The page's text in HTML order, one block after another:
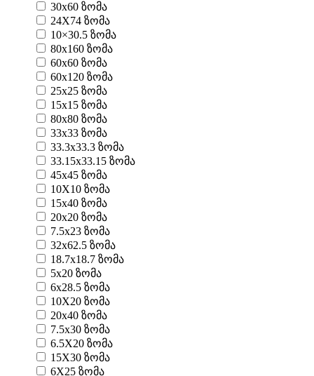
30x60 ზომა
24X74 ზომა
10×30.5 ზომა
80x160 ზომა
60x60 ზომა
60x120 ზომა
25x25 ზომა
15x15 ზომა
80x80 ზომა
33x33 ზომა
33.3x33.3 ზომა
33.15x33.15 ზომა
45x45 ზომა
10X10 ზომა
15x40 ზომა
20x20 ზომა
7.5x23 ზომა
32x62.5 ზომა
18.7x18.7 ზომა
5x20 ზომა
6x28.5 ზომა
10X20 ზომა
20x40 ზომა
7.5x30 ზომა
6.5X20 ზომა
15X30 ზომა
6X25 ზომა